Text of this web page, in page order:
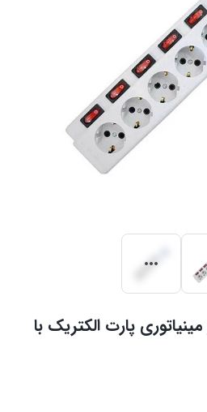
با فیوز مینیاتوری پارت الکتریک با